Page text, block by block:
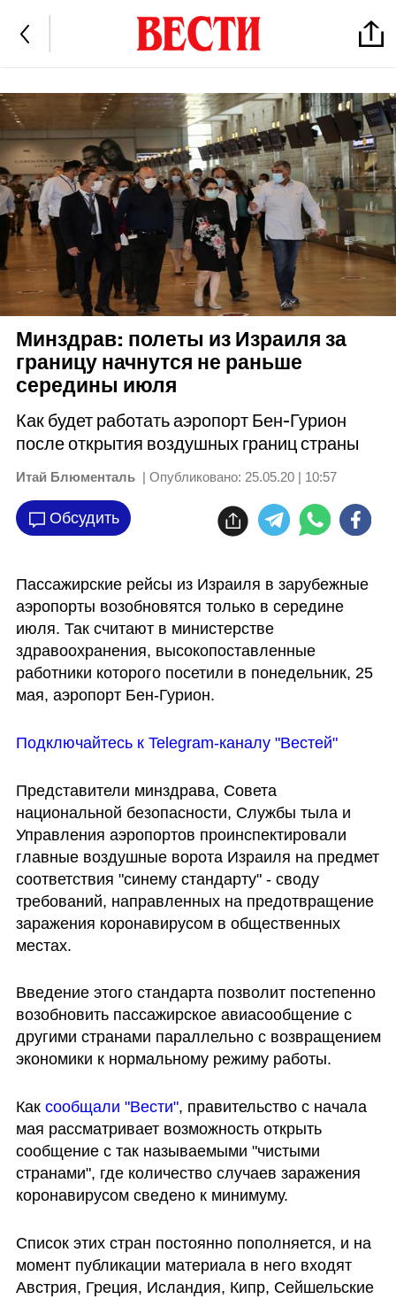
Минздрав: полеты из Израиля за
границу начнутся не раньше
середины июля
Как будет работать аэропорт Бен-Гурион
после открытия воздушных границ страны
Итай Блюменталь | Опубликовано: 25.05.20 | 10:57
Обсудить
Пассажирские рейсы из Израиля в зарубежные
аэропорты возобновятся только в середине
июля. Так считают в министерстве
здравоохранения, высокопоставленные
работники которого посетили в понедельник, 25
мая, аэропорт Бен-Гурион.
Подключайтесь к Telegram-каналу "Вестей"
Представители минздрава, Совета
национальной безопасности, Службы тыла и
Управления аэропортов проинспектировали
главные воздушные ворота Израиля на предмет
соответствия "синему стандарту" - своду
требований, направленных на предотвращение
заражения коронавирусом в общественных
местах.
Введение этого стандарта позволит постепенно
возобновить пассажирское авиасообщение с
другими странами параллельно с возвращением
экономики к нормальному режиму работы.
Как сообщали "Вести", правительство с начала
мая рассматривает возможность открыть
сообщение с так называемыми "чистыми
странами", где количество случаев заражения
коронавирусом сведено к минимуму.
Список этих стран постоянно пополняется, и на
момент публикации материала в него входят
Австрия, Греция, Исландия, Кипр, Сейшельские